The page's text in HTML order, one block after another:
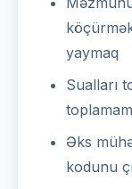
yaymaq
Sualları
Əks
kodunu